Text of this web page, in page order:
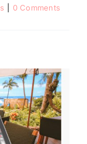
0 Comments